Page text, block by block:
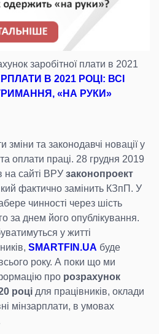
заробітної плати в 2021
В 2021 РОЦІ: ВСІ
«НА РУКИ»
зміни та законодавчі новації у
оплати праці. 28 грудня 2019
на сайті ВРУ законопроект
фактично замінить КЗпП. У
чинності через шість
за днем його опублікування.
у житті
SMARTFIN.UA буде
року. А поки що ми
про розрахунок
році для працівників, оклади
мінзарплати, в умовах